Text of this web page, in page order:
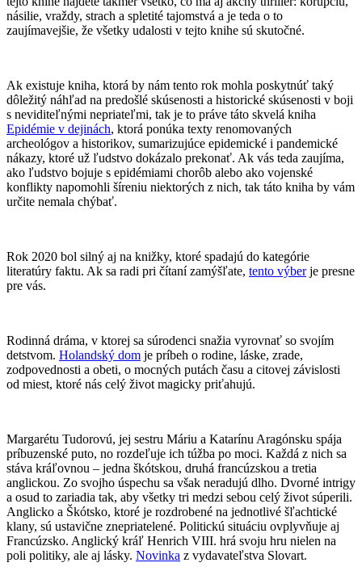
násilie, vraždy, strach a spletité tajomstvá a je teda o to
zaujímavejšie, že všetky udalosti v tejto knihe sú skutočné.
Ak existuje kniha, ktorá by nám tento rok mohla poskytnúť taký
dôležitý náhľad na predošlé skúsenosti a historické skúsenosti v boji
s neviditeľnými nepriateľmi, tak je to práve táto skvelá kniha
Epidémie v dejinách, ktorá ponúka texty renomovaných
archeológov a historikov, sumarizujúce epidemické i pandemické
nákazy, ktoré už ľudstvo dokázalo prekonať. Ak vás teda zaujíma,
ako ľudstvo bojuje s epidémiami chorôb alebo ako vojenské
konflikty napomohli šíreniu niektorých z nich, tak táto kniha by vám
určite nemala chýbať.
Rok 2020 bol silný aj na knižky, ktoré spadajú do kategórie
literatúry faktu. Ak sa radi pri čítaní zamýšľate, tento výberje presne
pre vás.
Rodinná dráma, v ktorej sa súrodenci snažia vyrovnať so svojím
detstvom. Holandský dom je príbeh o rodine, láske, zrade,
zodpovednosti a obeti, o mocných putách času a citovej závislosti
od miest, ktoré nás celý život magicky priťahujú.
Margarétu Tudorovú, jej sestru Máriu a Katarínu Aragónsku spája
príbuzenské puto, no rozdeľuje ich túžba po moci. Každá z nich sa
stáva kráľovnou – jedna škótskou, druhá francúzskou a tretia
anglickou. Zo svojho úspechu sa však neradujú dlho. Dvorné intrigy
a osud to zariadia tak, aby všetky tri medzi sebou celý život súperili.
Anglicko a Škótsko, ktoré je rozdrobené na jednotlivé šľachtické
klany, sú ustavične znepriatelené. Politickú situáciu ovplyvňuje aj
Francúzsko. Anglický kráľ Henrich VIII. hrá svoju hru nielen na
poli politiky, ale aj lásky. Novinka z vydavateľstva Slovart.